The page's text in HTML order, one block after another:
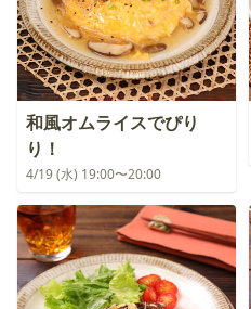
和風オムライスでぴり
り！
4/19 (水) 19:00〜20:00